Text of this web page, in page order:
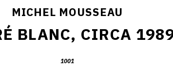
MICHEL MOUSSEAU
BLANC, CIRCA
1001